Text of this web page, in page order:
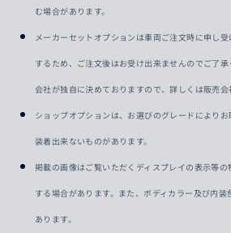
む場合があります。
メーカーセットオプションは車両ご注文時に申し
するため、ご注文後はお受け出来ませんのでご了
会社が独自に決めておりますので、詳しくは販売会
ショップオプションは、お選びのグレードにより
装着出来ないものがあります。
掲載の画像はご覧いただくディスプレイの表示等
する場合があります。また、ボディカラー及び内
あります。